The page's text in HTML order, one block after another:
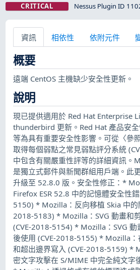
CRITICAL Nessus Plugin ID
資訊 相依性 依附元件
概要
遠端 CentOS 主機缺少安全性更新。
說明
現已提供適用於 Red Hat Enterprise
thunderbird 更新。Red Hat 產品安
等為具有重要安全性影響。可從〈參
取得每個弱點之常見弱點評分系統
中包含有關嚴重性評等的詳細資訊。
是獨立式郵件與新聞群組用戶端。此
升級至 52.8.0 版。安全性修正：*
Firefox ESR 52.8 中的記憶體安全性
5150) * Mozilla：反向移植 Skia 中的
2018-5183) * Mozilla：SVG 動畫和
(CVE-2018-5154) * Mozilla：SVG 動
後使用 (CVE-2018-5155) * Mozilla：
和超出邊界寫入 (CVE-2018-5159) *
密文字攻擊在 S/MIME 中完全純文字